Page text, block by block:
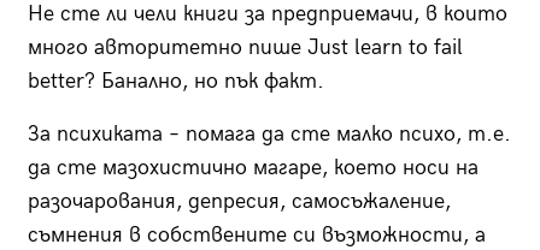
Не сте ли чели книги за предприемачи, в които
много авторитетно пише Just learn to fail
better? Банално, но пък факт.
За психиката – помага да сте малко психо, т.е.
да сте мазохистично магаре, което носи на
разочарования, депресия, самосъжаление,
съмнения в собствените си възможности, а